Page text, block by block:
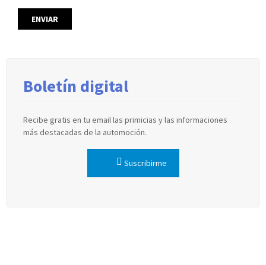
Boletín digital
Recibe gratis en tu email las primicias y las informaciones
más destacadas de la automoción.
Suscribirme